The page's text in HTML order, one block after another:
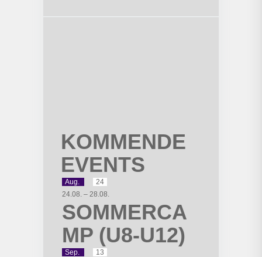
KOMMENDE
EVENTS
Aug.
24
24.08. – 28.08.
SOMMERCA
MP (U8-U12)
Sep.
13